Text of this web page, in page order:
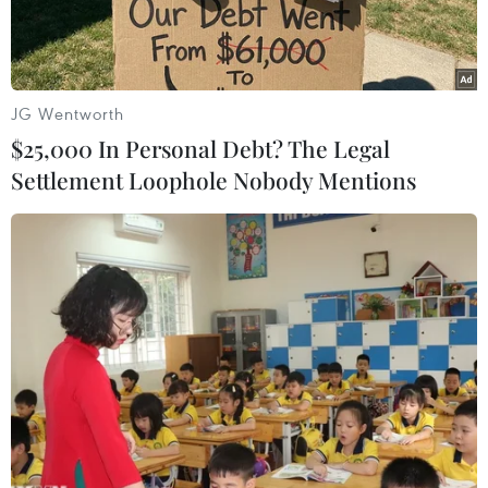
Vận động viên thi đấu nội dung vòng treo đơn nam ở môn Thể
dục dụng cụ. Ảnh minh họa. (Ảnh: Quang Quyết/TTXVN)
Sáng 19/9, tại Cung thể thao Quần ngựa (Hà
Nội), Giải vô địch Thể dục dụng cụ quốc gia năm
2019 đã chính thức khởi tranh với sự tham dự
JG Wentworth
$25,000 In Personal Debt? The Legal
Settlement Loophole Nobody Mentions